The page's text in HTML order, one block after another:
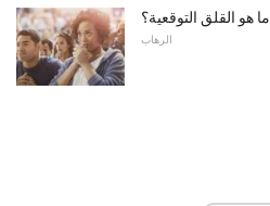
ما هو القلق التوقعية؟
الرهاب